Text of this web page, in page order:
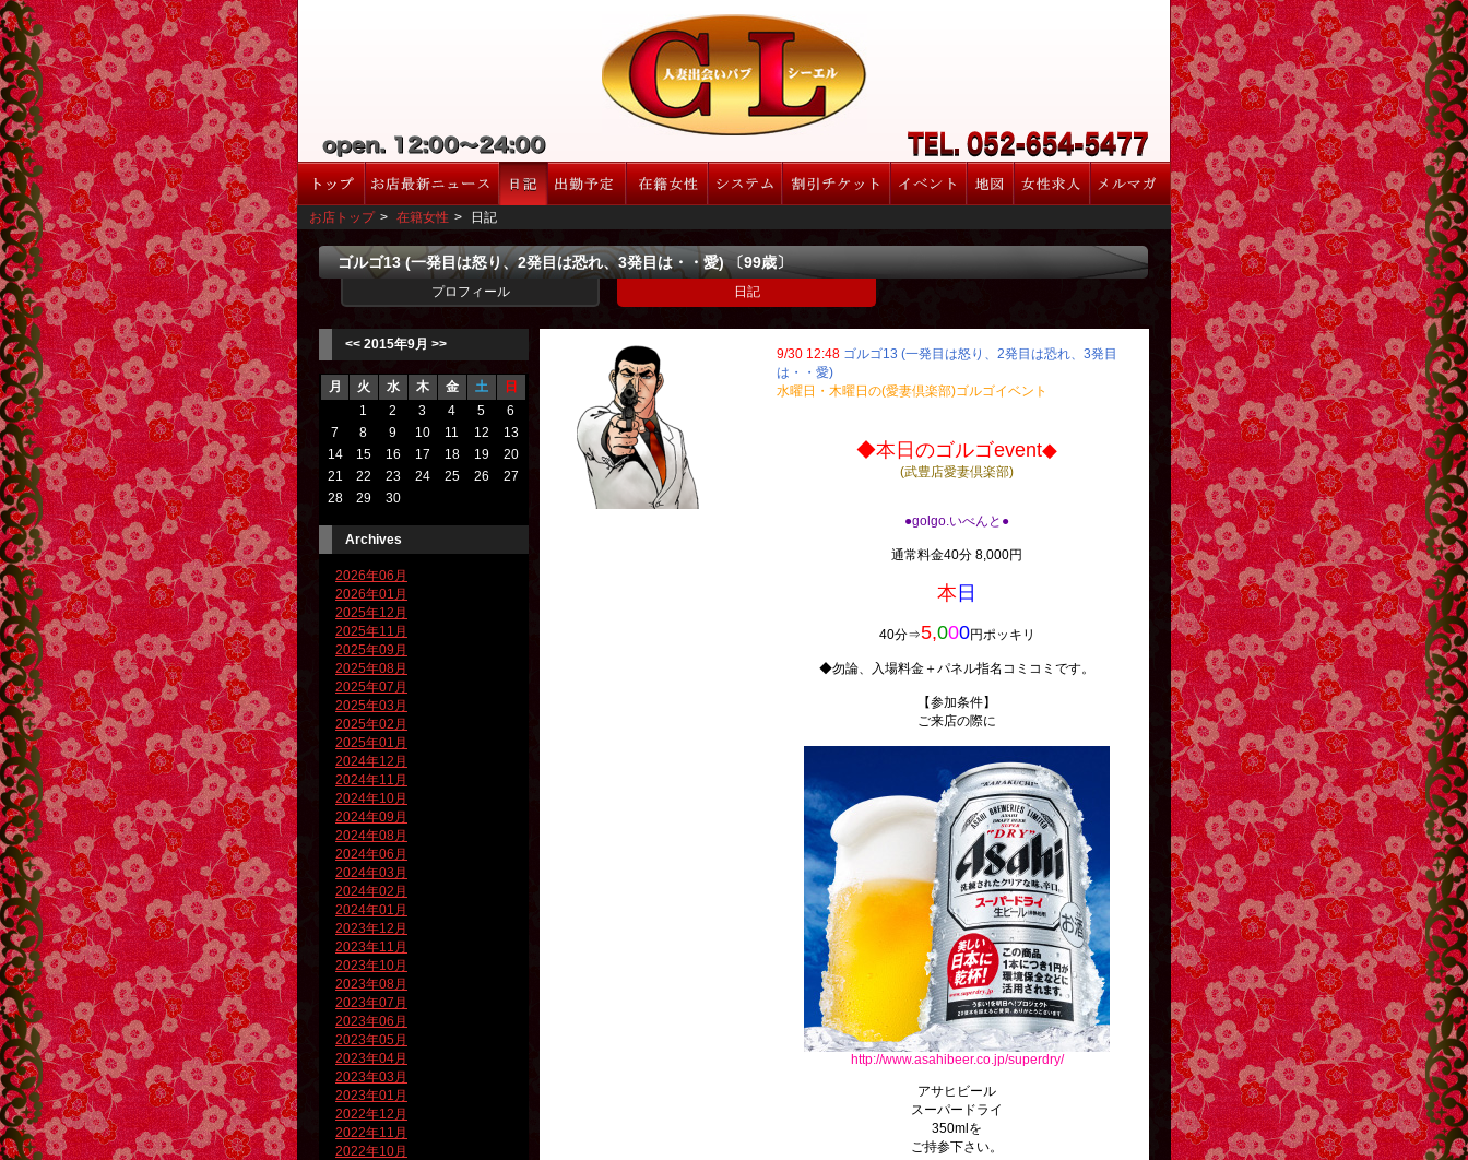
お店トップ > 在籍女性 > 日記
ゴルゴ13 (一発目は怒り、2発目は恐れ、3発目は・・愛) 〔99歳〕
プロフィール 日記
<< 2015年9月 >>
月 火 水 木 金 土
日
1
2 3 4 5
6
7
8 9 10 11 12
13
14
15 16 17 18 19
20
21
22 23 24 25 26
27
28
29 30
Archives
2026年06月
2026年01月
2025年12月
2025年11月
2025年09月
2025年08月
2025年07月
2025年03月
2025年02月
2025年01月
2024年12月
2024年11月
2024年10月
2024年09月
2024年08月
2024年06月
2024年03月
2024年02月
2024年01月
2023年12月
2023年11月
2023年10月
2023年08月
2023年07月
2023年06月
2023年05月
2023年04月
2023年03月
2023年01月
2022年12月
2022年11月
2022年10月
9/30 12:48 ゴルゴ13 (一発目は怒り、2発目は恐れ、3発目
は・・愛)
水曜日・木曜日の(愛妻倶楽部)ゴルゴイベント
◆本日のゴルゴevent◆
(武豊店愛妻倶楽部)
●golgo.いべんと●
通常料金40分 8,000円
本 日
40分⇒5,000円ポッキリ
◆勿論、入場料金＋パネル指名コミコミです。
【参加条件】
ご来店の際に
http://www.asahibeer.co.jp/superdry/
アサヒビール
スーパードライ
350mlを
ご持参下さい。